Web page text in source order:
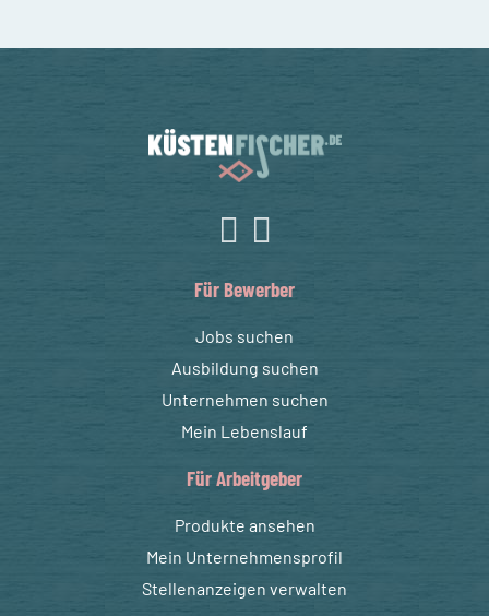
Für Bewerber
Jobs suchen
Ausbildung suchen
Unternehmen suchen
Mein Lebenslauf
Für Arbeitgeber
Produkte ansehen
Mein Unternehmensprofil
Stellenanzeigen verwalten